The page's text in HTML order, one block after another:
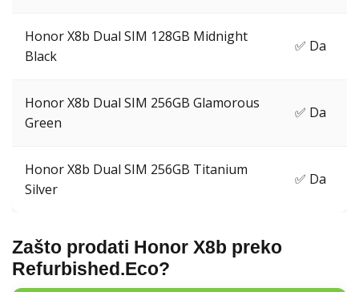
Honor X8b Dual SIM 128GB Midnight
Black
✅ Da
Honor X8b Dual SIM 256GB Glamorous
Green
✅ Da
Honor X8b Dual SIM 256GB Titanium
Silver
✅ Da
Zašto prodati Honor X8b preko
Refurbished.Eco?